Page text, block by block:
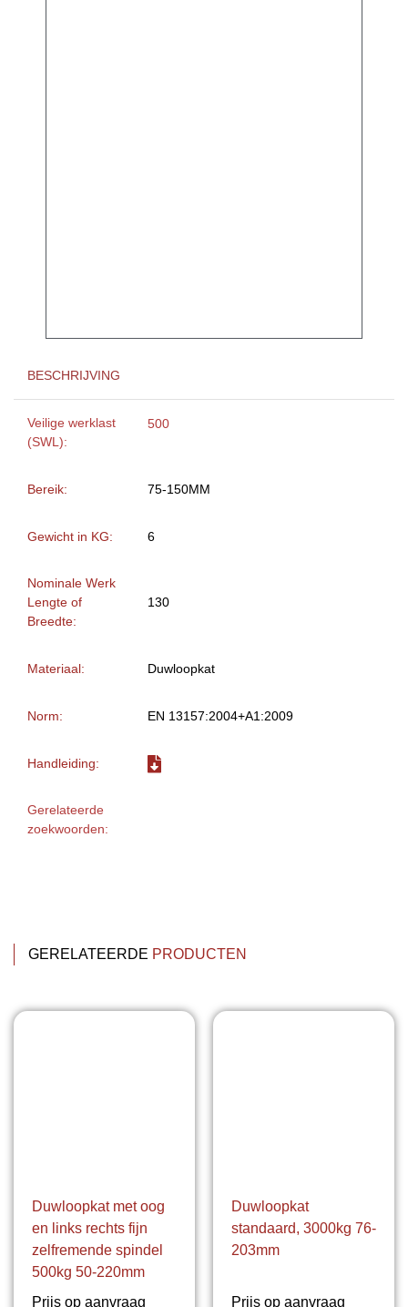
BESCHRIJVING
Veilige werklast
(SWL):
500
Bereik: 75-150MM
Gewicht in KG: 6
Nominale Werk
Lengte of
Breedte:
130
Materiaal: Duwloopkat
Norm: EN 13157:2004+A1:2009
Handleiding:
Gerelateerde
zoekwoorden:
GERELATEERDE PRODUCTEN
Duwloopkat met oog
en links rechts fijn
zelfremende spindel
500kg 50-220mm
Prijs op aanvraag
Duwloopkat
standaard, 3000kg 76-
203mm
Prijs op aanvraag